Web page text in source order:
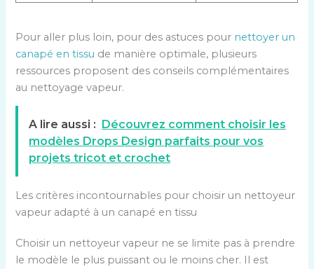
Pour aller plus loin, pour des astuces pour nettoyer un
canapé en tissu de manière optimale, plusieurs
ressources proposent des conseils complémentaires
au nettoyage vapeur.
A lire aussi : Découvrez comment choisir les
modèles Drops Design parfaits pour vos
projets tricot et crochet
Les critères incontournables pour choisir un nettoyeur
vapeur adapté à un canapé en tissu
Choisir un nettoyeur vapeur ne se limite pas à prendre
le modèle le plus puissant ou le moins cher. Il est